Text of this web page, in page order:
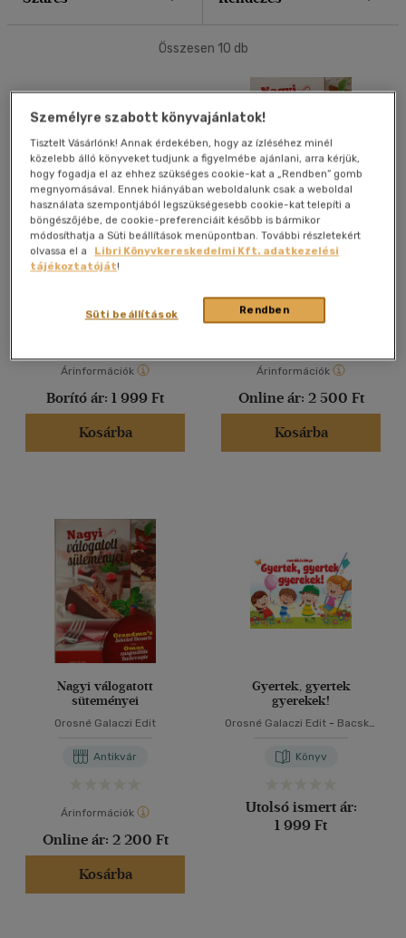
Alkalmaz
Összesen 10 db
Gólya viszi a fiát
Könyv
Árinformációk
Borító ár: 1 999 Ft
Kosárba
Nagyi válogatott
süteményei
Árinformációk
Online ár: 2 500 Ft
Kosárba
Nagyi válogatott
süteményei
Orosné Galaczi Edit
Antikvár
Árinformációk
Online ár: 2 200 Ft
Kosárba
Gyertek, gyertek
gyerekek!
Orosné Galaczi Edit- Bacskai
Könyv
Utolsó ismert ár:
1 999 Ft
Személyre szabott könyvajánlatok!
Tisztelt Vásárlónk! Annak érdekében, hogy az ízléséhez minél
közelebb álló könyveket tudjunk a figyelmébe ajánlani, arra kérjük,
hogy fogadja el az ehhez szükséges cookie-kat a „Rendben” gomb
megnyomásával. Ennek hiányában weboldalunk csak a weboldal
használata szempontjából legszükségesebb cookie-kat telepíti a
böngészőjébe, de cookie-preferenciáit később is bármikor
módosíthatja a Süti beállítások menüpontban. További részletekért
olvassa el a
Libri Könyvkereskedelmi Kft. adatkezelési
tájékoztatóját!
Rendben
Süti beállítások